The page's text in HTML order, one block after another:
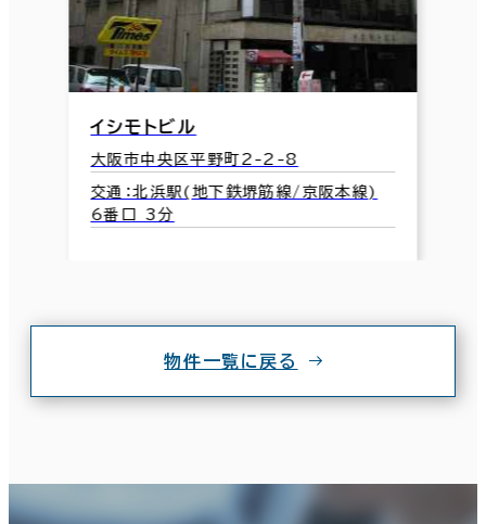
イシモトビル
大阪市中央区平野町2-2-8
交通：北浜駅(地下鉄堺筋線/京阪本線)
6番口 3分
物件一覧に戻る